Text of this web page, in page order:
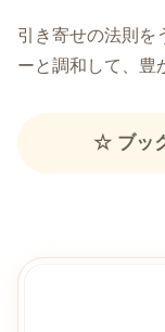
引き寄せの法則を
ーと調和して、豊
☆ ブッ